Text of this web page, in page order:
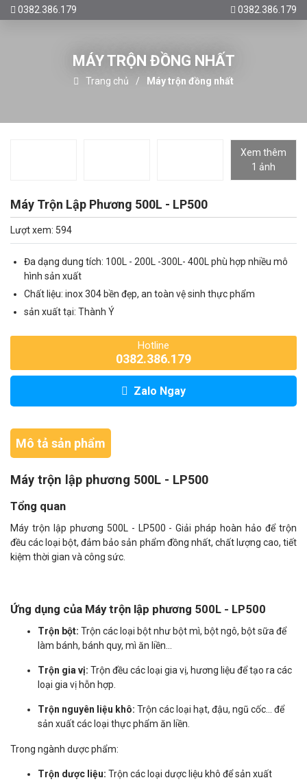
0382.386.179 0382.386.179
MÁY TRỘN ĐỒNG NHẤT
Trang chủ Máy trộn đồng nhất
Xem thêm
1 ảnh
Máy Trộn Lập Phương 500L - LP500
Lượt xem: 594
Đa dạng dung tích: 100L - 200L -300L- 400L phù hợp nhiều mô
hình sản xuất
Chất liệu: inox 304 bền đẹp, an toàn vệ sinh thực phẩm
sản xuất tại: Thành Ý
Hotline
0382.386.179
Zalo Ngay
Mô tả sản phẩm
Máy trộn lập phương 500L - LP500
Tổng quan
Máy trộn lập phương 500L - LP500 - Giải pháp hoàn hảo để trộn
đều các loại bột, đảm bảo sản phẩm đồng nhất, chất lượng cao, tiết
kiệm thời gian và công sức.
Ứng dụng của Máy trộn lập phương 500L - LP500
Trộn bột: Trộn các loại bột như bột mì, bột ngô, bột sữa để
làm bánh, bánh quy, mì ăn liền...
Trộn gia vị: Trộn đều các loại gia vị, hương liệu để tạo ra các
loại gia vị hỗn hợp.
Trộn nguyên liệu khô: Trộn các loại hạt, đậu, ngũ cốc... để
sản xuất các loại thực phẩm ăn liền.
Trong ngành dược phẩm:
Trộn dược liệu: Trộn các loại dược liệu khô để sản xuất